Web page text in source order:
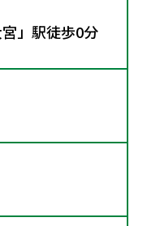
」駅徒歩0分